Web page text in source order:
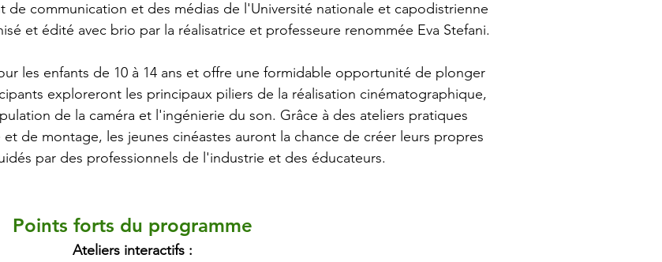
de communication et des médias de l'Université nationale et capodistrienne
et édité avec brio par la réalisatrice et professeure renommée Eva Stefani.
les enfants de 10 à 14 ans et offre une formidable opportunité de plonger
exploreront les principaux piliers de la réalisation cinématographique,
de la caméra et l'ingénierie du son. Grâce à des ateliers pratiques
de montage, les jeunes cinéastes auront la chance de créer leurs propres
par des professionnels de l'industrie et des éducateurs.
Points forts du programme
Ateliers interactifs :